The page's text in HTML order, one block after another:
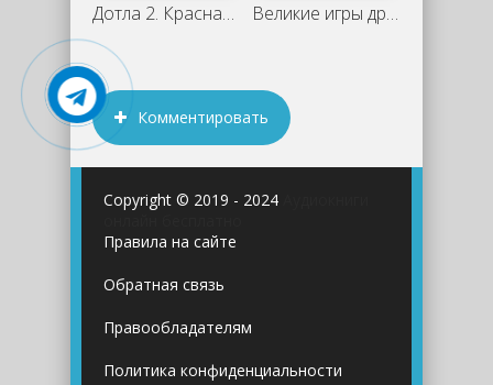
Дотла 2. Красная королева - Анна Эйч Великие игры драконов — Натали Лансон:
Комментировать
Copyright © 2019 - 2024
Правила на сайте
Обратная связь
Правообладателям
Политика конфиденциальности